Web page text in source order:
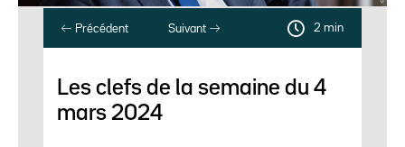
Précédent Suivant 2 min
Les clefs de la semaine du 4
mars 2024